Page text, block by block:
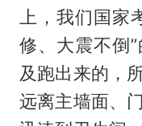
上，我们国家
修、大震不倒
及跑出来的，
远离主墙面、